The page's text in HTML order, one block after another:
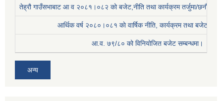
तेह्रौ गाउँसभाबाट आ व २०८१।०८२ को बजेट,नीति तथा कार्यक्रम तर्जुमा/छनौट
आर्थिक वर्ष २०८०।०८१ काे वार्षिक नीति, कार्यक्रम तथा बजेट
आ.व. ७९/८० को विनियोजित बजेट सम्बन्धमा।
अन्य